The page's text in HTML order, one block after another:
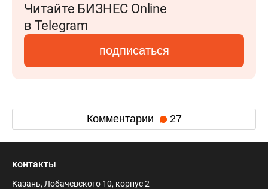
Читайте БИЗНЕС Online
в Telegram
подписаться
Комментарии 27
контакты
Казань, Лобачевского 10, корпус 2